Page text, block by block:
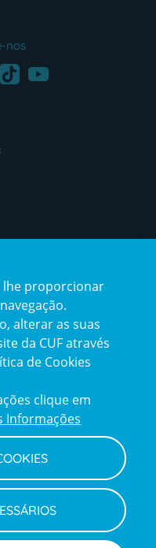
nos
TikTokYoutube
e Cookies
e Condições
legais
lhe proporcionar
alterar as suas
da CUF através
de Cookies
clique em
Informações